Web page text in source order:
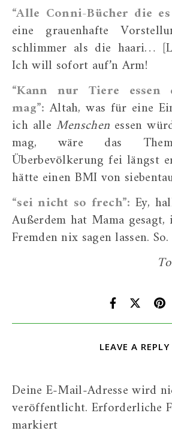
“Alle Conni-Bücher die
eine grauenhafte
schlimmer als die haari…
Ich will sofort auf’n Arm!
“Kann nur Tiere
mag”: Altah, was für eine
ich alle Menschen essen
mag, wäre das
Überbevölkerung fei längst
hätte einen BMI von
“sei nicht so frech”: Ey,
Außerdem hat Mama
Fremden nix sagen lassen. So.
LEAVE A REPLY
Deine E-Mail-Adresse wird
veröffentlicht. Erforderliche
markiert